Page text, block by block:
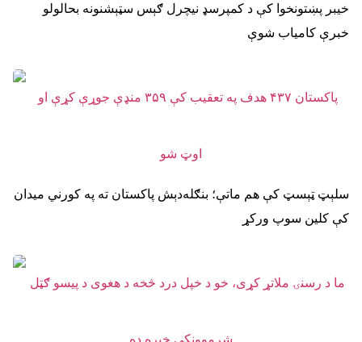
خیبر پښتونخوا کې د کمپرسډ نیچرل ګېس سټېشنونه بحالولو
خبرې کامیاب شوې
سلېټ ټېسټ کې هم ماتې؛ بنګله‌دېش پاکستان ته په کورني میدان
کې کلین سوپ ورکړ